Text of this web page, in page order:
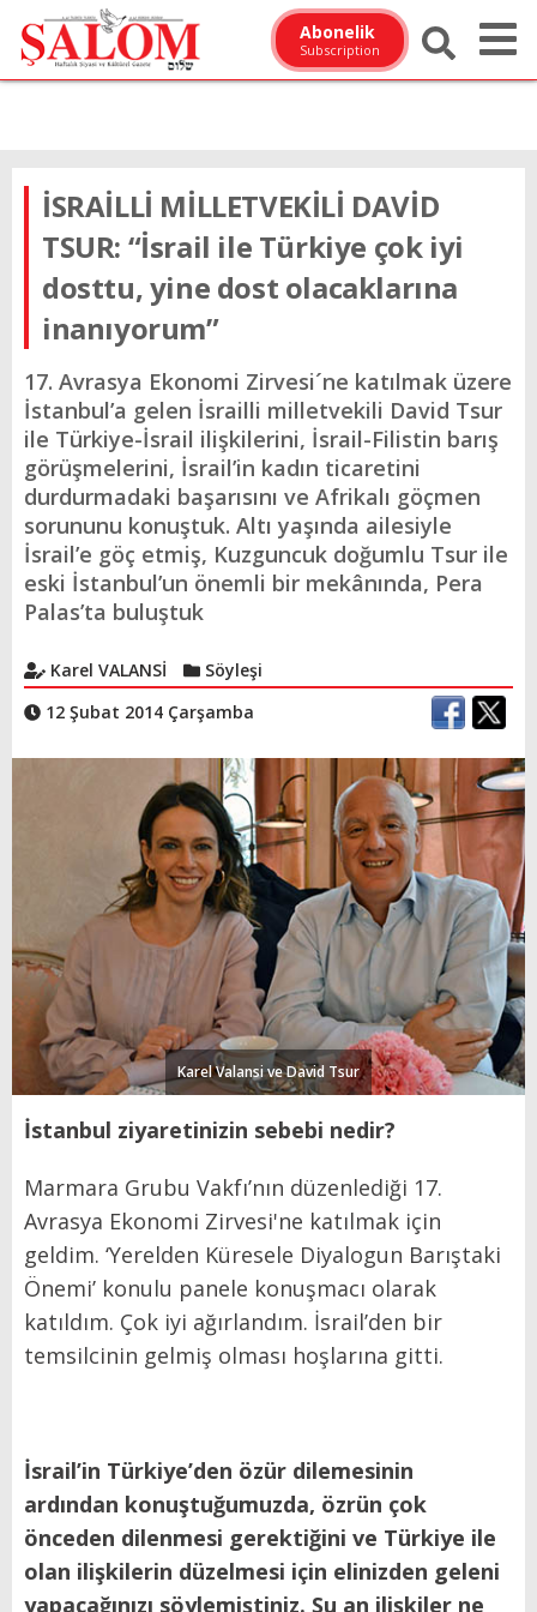
Abonelik
Subscription
İSRAİLLİ MİLLETVEKİLİ DAVİD
TSUR: “İsrail ile Türkiye çok iyi
dosttu, yine dost olacaklarına
inanıyorum”
17. Avrasya Ekonomi Zirvesi´ne katılmak üzere
İstanbul’a gelen İsrailli milletvekili David Tsur
ile Türkiye-İsrail ilişkilerini, İsrail-Filistin barış
görüşmelerini, İsrail’in kadın ticaretini
durdurmadaki başarısını ve Afrikalı göçmen
sorununu konuştuk. Altı yaşında ailesiyle
İsrail’e göç etmiş, Kuzguncuk doğumlu Tsur ile
eski İstanbul’un önemli bir mekânında, Pera
Palas’ta buluştuk
Karel VALANSİ
Söyleşi
12 Şubat 2014 Çarşamba
Karel Valansi ve David Tsur
İstanbul ziyaretinizin sebebi nedir?
Marmara Grubu Vakfı’nın düzenlediği 17.
Avrasya Ekonomi Zirvesi'ne katılmak için
geldim. ‘Yerelden Küresele Diyalogun Barıştaki
Önemi’ konulu panele konuşmacı olarak
katıldım. Çok iyi ağırlandım. İsrail’den bir
temsilcinin gelmiş olması hoşlarına gitti.
İsrail’in Türkiye’den özür dilemesinin
ardından konuştuğumuzda, özrün çok
önceden dilenmesi gerektiğini ve Türkiye ile
olan ilişkilerin düzelmesi için elinizden geleni
yapacağınızı söylemiştiniz. Şu an ilişkiler ne